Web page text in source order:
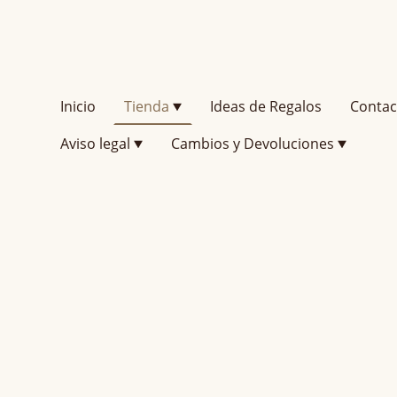
Inicio Tienda Ideas de Regalos
Aviso legal
Cambios y Devoluciones